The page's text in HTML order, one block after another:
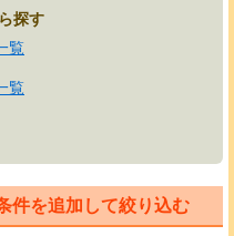
探す
覧
覧
件を追加して絞り込む